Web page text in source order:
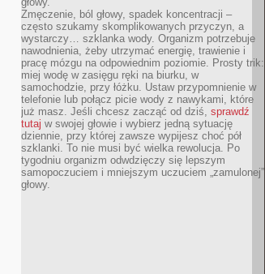
Zmęczenie, ból głowy, spadek koncentracji –
często szukamy skomplikowanych przyczyn, a
wystarczy… szklanka wody. Organizm potrzebuje
nawodnienia, żeby utrzymać energię, trawienie i
pracę mózgu na odpowiednim poziomie. Prosty trik:
miej wodę w zasięgu ręki na biurku, w
samochodzie, przy łóżku. Ustaw przypomnienie w
telefonie lub połącz picie wody z nawykami, które
już masz. Jeśli chcesz zacząć od dziś, sprawdź
tutaj w swojej głowie i wybierz jedną sytuację
dziennie, przy której zawsze wypijesz choć pół
szklanki. To nie musi być wielka rewolucja. Po
tygodniu organizm odwdzięczy się lepszym
samopoczuciem i mniejszym uczuciem „zamulonej”
głowy.